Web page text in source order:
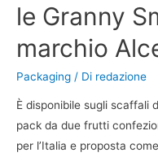
le Granny
marchio
Packaging / Di redazione
È disponibile sugli scaffali
pack da due frutti
per l’Italia e proposta